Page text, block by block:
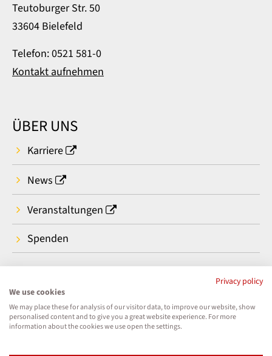
Teutoburger Str. 50
33604 Bielefeld
Telefon: 0521 581-0
Kontakt aufnehmen
ÜBER UNS
Karriere
News
Veranstaltungen
Spenden
Privacy policy
We use cookies
We may place these for analysis of our visitor data, to improve our website, show
personalised content and to give you a great website experience. For more
information about the cookies we use open the settings.